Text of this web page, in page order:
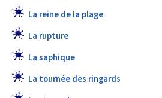
La reine de la plage
La rupture
La saphique
La tournée des ringards